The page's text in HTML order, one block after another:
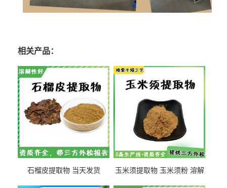
相关产品：
石榴皮提取物 当天发货
玉米须提取物 玉米须粉 溶解